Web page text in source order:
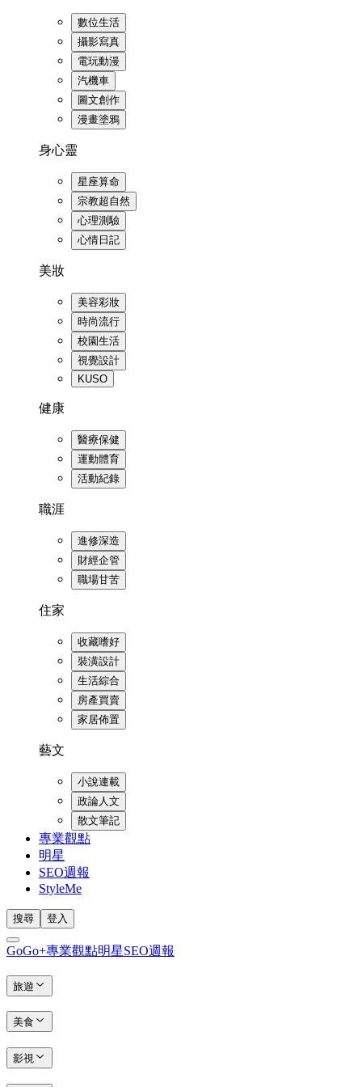
數位生活
攝影寫真
電玩動漫
汽機車
圖文創作
漫畫塗鴉
身心靈
星座算命
宗教超自然
心理測驗
心情日記
美妝
美容彩妝
時尚流行
校園生活
視覺設計
KUSO
健康
醫療保健
運動體育
活動紀錄
職涯
進修深造
財經企管
職場甘苦
住家
收藏嗜好
裝潢設計
生活綜合
房產買賣
家居佈置
藝文
小說連載
政論人文
散文筆記
專業觀點
明星
SEO週報
StyleMe
搜尋 登入
GoGo+專業觀點明星SEO週報
旅遊
美食
影視